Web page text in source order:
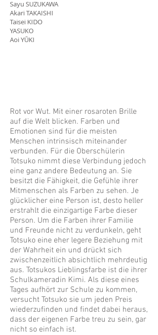
Sayu SUZUKAWA
Akari TAKAISHI
Taisei KIDO
YASUKO
Aoi YŪKI
Rot vor Wut. Mit einer rosaroten Brille
auf die Welt blicken. Farben und
Emotionen sind für die meisten
Menschen intrinsisch miteinander
verbunden. Für die Oberschülerin
Totsuko nimmt diese Verbindung jedoch
eine ganz andere Bedeutung an. Sie
besitzt die Fähigkeit, die Gefühle ihrer
Mitmenschen als Farben zu sehen. Je
glücklicher eine Person ist, desto heller
erstrahlt die einzigartige Farbe dieser
Person. Um die Farben ihrer Familie
und Freunde nicht zu verdunkeln, geht
Totsuko eine eher legere Beziehung mit
der Wahrheit ein und drückt sich
zwischenzeitlich absichtlich mehrdeutig
aus. Totsukos Lieblingsfarbe ist die ihrer
Schulkameradin Kimi. Als diese eines
Tages aufhört zur Schule zu kommen,
versucht Totsuko sie um jeden Preis
wiederzufinden und findet dabei heraus,
dass der eigenen Farbe treu zu sein, gar
nicht so einfach ist.